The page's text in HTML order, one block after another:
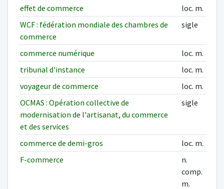
effet de commerce
loc. m.
WCF : fédération mondiale des chambres de
commerce
sigle
commerce numérique
loc. m.
tribunal d'instance
loc. m.
voyageur de commerce
loc. m.
OCMAS : Opération collective de
modernisation de l'artisanat, du commerce
et des services
sigle
commerce de demi-gros
loc. m.
F-commerce
n.
comp.
m.